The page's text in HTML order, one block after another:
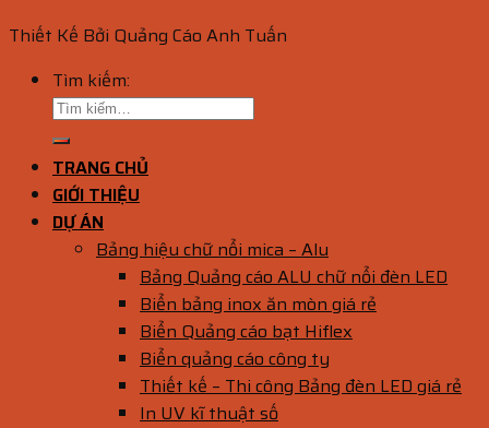
Thiết Kế Bởi Quảng Cáo Anh Tuấn
Tìm kiếm:
TRANG CHỦ
GIỚI THIỆU
DỰ ÁN
Bảng hiệu chữ nổi mica – Alu
Bảng Quảng cáo ALU chữ nổi đèn LED
Biển bảng inox ăn mòn giá rẻ
Biển Quảng cáo bạt Hiflex
Biển quảng cáo công ty
Thiết kế – Thi công Bảng đèn LED giá rẻ
In UV kĩ thuật số